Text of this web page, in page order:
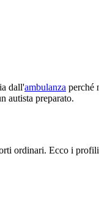
dall'ambulanza perché
autista preparato.
ordinari. Ecco i profili